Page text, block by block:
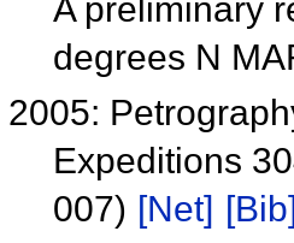
A preliminary
degrees N
2005:
Expeditions
007) [Net]